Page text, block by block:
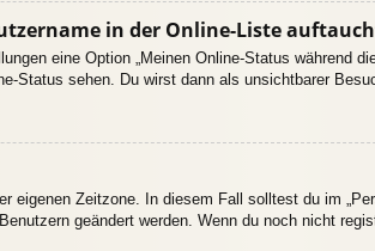
in der Online-Liste
eine Option „Meinen Online-Status während
Status sehen. Du wirst dann als unsichtbarer
eigenen Zeitzone. In diesem Fall solltest du im
geändert werden. Wenn du noch nicht